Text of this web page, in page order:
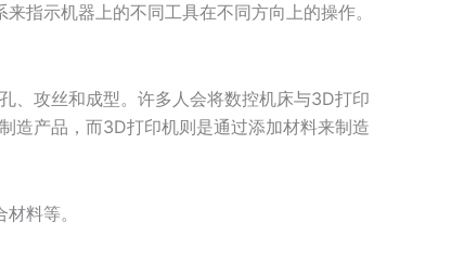
指示机器上的不同工具在不同方向上的操作。
、攻丝和成型。许多人会将数控机床与3D打印
造产品，而3D打印机则是通过添加材料来制造
料等。